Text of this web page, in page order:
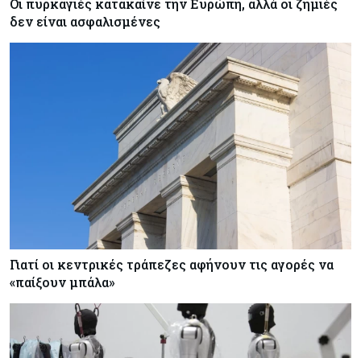
Οι πυρκαγιές κατακαίνε την Ευρώπη, αλλά οι ζημιές
δεν είναι ασφαλισμένες
Γιατί οι κεντρικές τράπεζες αφήνουν τις αγορές να
«παίξουν μπάλα»